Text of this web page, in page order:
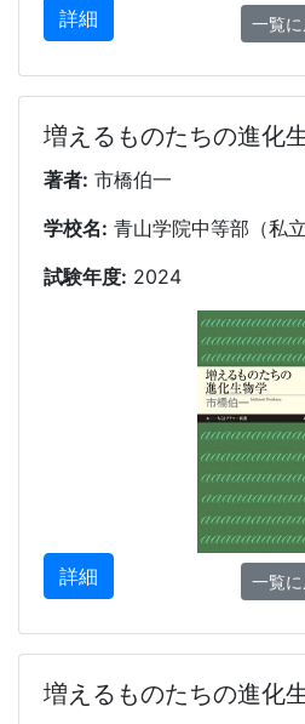
詳細 一覧に
増えるものたちの進化
著者: 市橋伯一
学校名: 青山学院中等部（私立
試験年度: 2024
詳細 一覧に
増えるものたちの進化